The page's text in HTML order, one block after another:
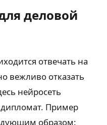
деловой
отвечать на
вежливо отказать
нейросеть
Пример
образом: